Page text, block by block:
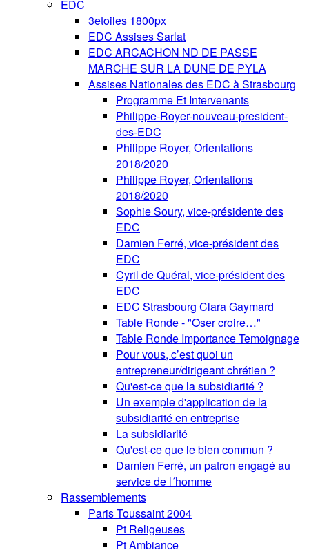
EDC
3etoiles 1800px
EDC Assises Sarlat
EDC ARCACHON ND DE PASSE
MARCHE SUR LA DUNE DE PYLA
Assises Nationales des EDC à Strasbourg
Programme Et Intervenants
Philippe-Royer-nouveau-president-
des-EDC
Philippe Royer, Orientations
2018/2020
Philippe Royer, Orientations
2018/2020
Sophie Soury, vice-présidente des
EDC
Damien Ferré, vice-président des
EDC
Cyril de Quéral, vice-président des
EDC
EDC Strasbourg Clara Gaymard
Table Ronde - "Oser croire…"
Table Ronde Importance Temoignage
Pour vous, c’est quoi un
entrepreneur/dirigeant chrétien ?
Qu'est-ce que la subsidiarité ?
Un exemple d'application de la
subsidiarité en entreprise
La subsidiarité
Qu'est-ce que le bien commun ?
Damien Ferré, un patron engagé au
service de l´homme
Rassemblements
Paris Toussaint 2004
Pt Religeuses
Pt Ambiance